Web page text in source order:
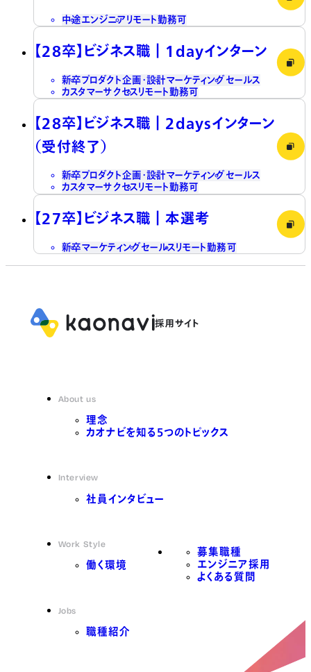
中途エンジニア リモート勤務可
【28卒】ビジネス職┃1dayインターン
新卒プロダクト企画・設計マーケティングセールス
カスタマーサクセス リモート勤務可
【28卒】ビジネス職┃2daysインターン
（受付終了）
新卒プロダクト企画・設計マーケティング セールス
カスタマーサクセスリモート勤務可
【27卒】ビジネス職┃本選考
新卒マーケティング セールスリモート勤務可
About us
理念
カオナビを知る5つのトピックス
Interview
社員インタビュー
Work Style
働く環境
Jobs
職種紹介
募集職種
エンジニア採用
よくある質問